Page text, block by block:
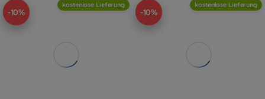
-10%
kostenlose Lieferung
-10%
kostenlose Lieferung